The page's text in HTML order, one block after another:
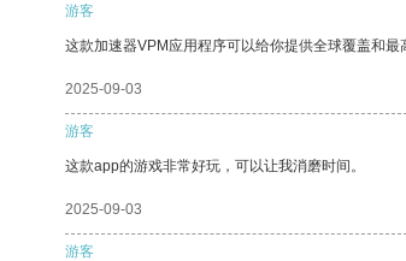
游客
这款加速器VPM应用程序可以给你提供全球覆盖和最
2025-09-03
游客
这款app的游戏非常好玩，可以让我消磨时间。
2025-09-03
游客